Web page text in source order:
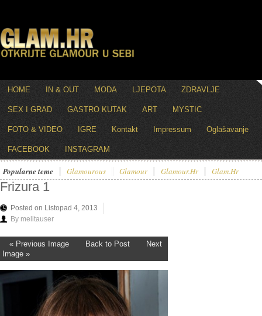
HOME IN & OUT MODA LJEPOTA ZDRAVLJE
SEX I GRAD GASTRO KUTAK ART MYSTIC
FOTO & VIDEO IGRE Kontakt Impressum Oglašavanje
FACEBOOK INSTAGRAM
Popularne teme Glamourous Glamour Glamour.hr Glam.hr
Frizura 1
Posted on Listopad 4, 2013
By melitauser
« Previous Image Back to Post
Next
Image »